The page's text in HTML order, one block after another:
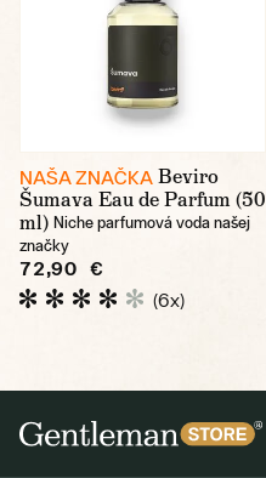
NAŠA ZNAČKA Beviro
Šumava Eau de Parfum (50
ml) Niche parfumová voda našej
značky
72,90 €
(6x)